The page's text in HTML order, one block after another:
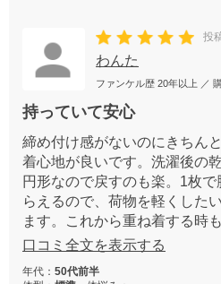
投
わんた
ファンケル歴 20年以上 ／
持っていて安心
締め付け感がないのにきちん
着心地が良いです。洗濯後の
円形なので戻すのも楽。1枚
らえるので、荷物を軽くした
ます。これから重ね着する時
れると思うので、年間通して
口コミ全文を表示する
年代： 50代前半